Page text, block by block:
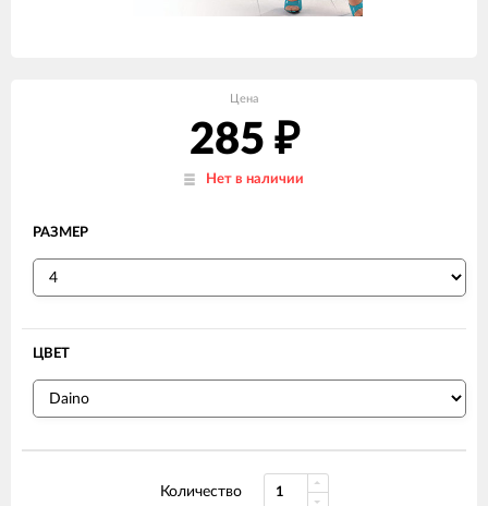
Цена
285 ₽
Нет в наличии
РАЗМЕР
ЦВЕТ
Количество